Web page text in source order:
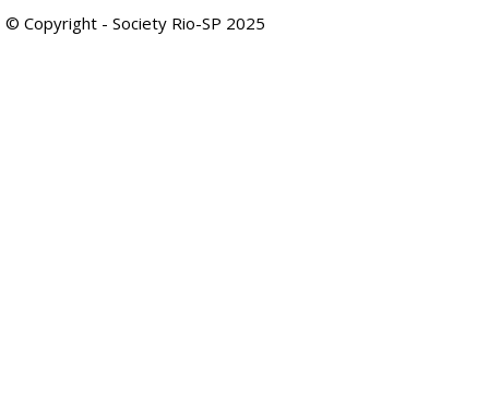
© Copyright - Society Rio-SP 2025